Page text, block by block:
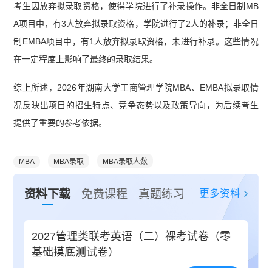
考生因放弃拟录取资格，使得学院进行了补录操作。非全日制MB
A项目中，有3人放弃拟录取资格，学院进行了2人的补录；非全日
制EMBA项目中，有1人放弃拟录取资格，未进行补录。这些情况
在一定程度上影响了最终的录取结果。
综上所述，2026年湖南大学工商管理学院MBA、EMBA拟录取情
况反映出项目的招生特点、竞争态势以及政策导向，为后续考生
提供了重要的参考依据。
MBA MBA录取 MBA录取人数
资料下载 免费课程 真题练习 更多资料
2027管理类联考英语（二）裸考试卷（零
基础摸底测试卷）